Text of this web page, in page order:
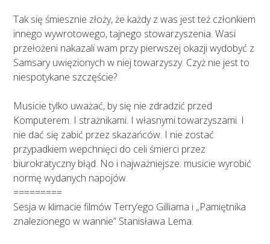
Tak się śmiesznie złoży, że każdy z was jest też członkiem
innego wywrotowego, tajnego stowarzyszenia. Wasi
przełożeni nakazali wam przy pierwszej okazji wydobyć z
Samsary uwięzionych w niej towarzyszy. Czyż nie jest to
niespotykane szczęście?
Musicie tylko uważać, by się nie zdradzić przed
Komputerem. I strażnikami. I własnymi towarzyszami. I
nie dać się zabić przez skazańców. I nie zostać
przypadkiem wepchnięci do celi śmierci przez
biurokratyczny błąd. No i najważniejsze: musicie wyrobić
normę wydanych napojów.
=========
Sesja w klimacie filmów Terry’ego Gilliama i „Pamiętnika
znalezionego w wannie” Stanisława Lema.